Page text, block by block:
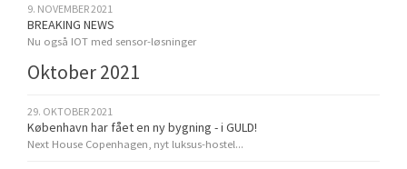
9. NOVEMBER 2021
BREAKING NEWS
Nu også IOT med sensor-løsninger
Oktober 2021
29. OKTOBER 2021
København har fået en ny bygning - i GULD!
Next House Copenhagen, nyt luksus-hostel...